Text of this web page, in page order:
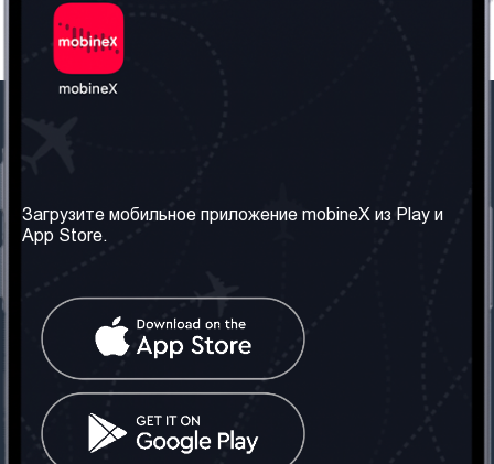
Наши сервисы
Правила и Условия
Часто задаваемые
вопросы
Контакт
Грузия: Тбилиси
Телефон: +442030340050
Социальные сети
Загрузите мобильное приложение mobineX из Play и
App Store.